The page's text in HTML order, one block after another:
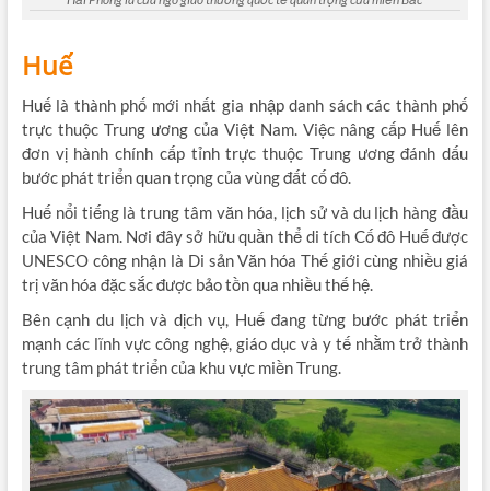
Huế
Huế là thành phố mới nhất gia nhập danh sách các thành phố
trực thuộc Trung ương của Việt Nam. Việc nâng cấp Huế lên
đơn vị hành chính cấp tỉnh trực thuộc Trung ương đánh dấu
bước phát triển quan trọng của vùng đất cố đô.
Huế nổi tiếng là trung tâm văn hóa, lịch sử và du lịch hàng đầu
của Việt Nam. Nơi đây sở hữu quần thể di tích Cố đô Huế được
UNESCO công nhận là Di sản Văn hóa Thế giới cùng nhiều giá
trị văn hóa đặc sắc được bảo tồn qua nhiều thế hệ.
Bên cạnh du lịch và dịch vụ, Huế đang từng bước phát triển
mạnh các lĩnh vực công nghệ, giáo dục và y tế nhằm trở thành
trung tâm phát triển của khu vực miền Trung.